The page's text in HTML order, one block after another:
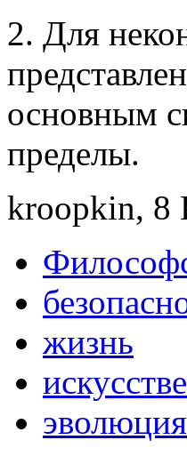
2. Для
основным
пределы.
kroopkin, 8
жизнь
эволюция